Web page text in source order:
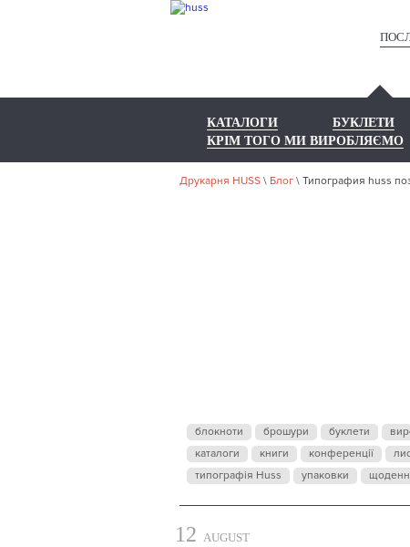
КАТАЛОГИ БУКЛЕТИ
КРІМ ТОГО МИ ВИРОБЛЯЄМО
Друкарня HUSS \ Блог \ Типография huss
блокноти брошури буклети
каталоги
книги конференції
типографія Huss
упаковки
12 AUGUST